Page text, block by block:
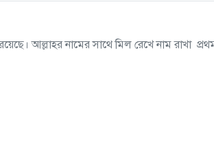
আল্লাহর নামের সাথে মিল রেখে নাম রাখা